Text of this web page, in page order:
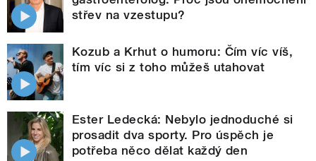
střev na vzestupu?
Kozub a Krhut o humoru: Čím víc víš,
tím víc si z toho můžeš utahovat
Ester Ledecká: Nebylo jednoduché si
prosadit dva sporty. Pro úspěch je
potřeba něco dělat každý den